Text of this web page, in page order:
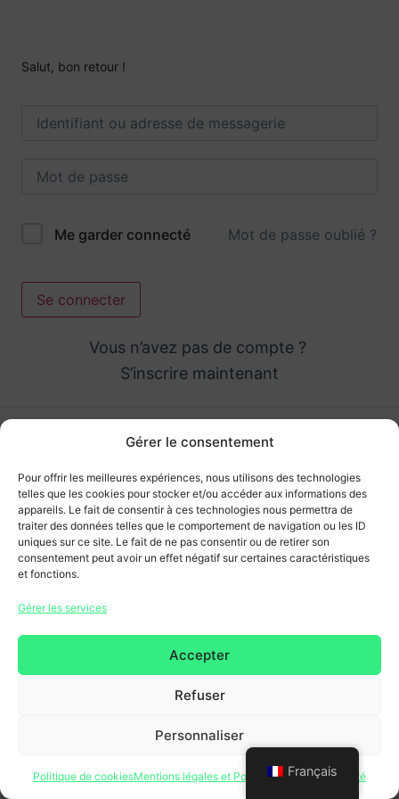
Gérer le consentement
Pour offrir les meilleures expériences, nous utilisons des technologies
telles que les cookies pour stocker et/ou accéder aux informations des
appareils. Le fait de consentir à ces technologies nous permettra de
traiter des données telles que le comportement de navigation ou les ID
uniques sur ce site. Le fait de ne pas consentir ou de retirer son
consentement peut avoir un effet négatif sur certaines caractéristiques
et fonctions.
Gérer les services
Accepter
Refuser
Personnaliser
Politique de cookiesMentions légales et Politique de confidentialité
Salut, bon retour !
Me garder connecté Mot de passe oublié ?
Se connecter
Vous n’avez pas de compte ?
S’inscrire maintenant
Français